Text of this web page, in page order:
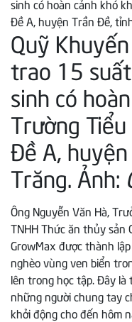
Quỹ
trao 15
sinh có
Trường
Đề A,
Trăng. Ảnh:
Ông Nguyễn Văn Hà,
TNHH Thức ăn thủy sản
GrowMax được thành
nghèo vùng ven biển
lên trong học tập. Đây là
những người chung tay
khởi động cho đến hôm